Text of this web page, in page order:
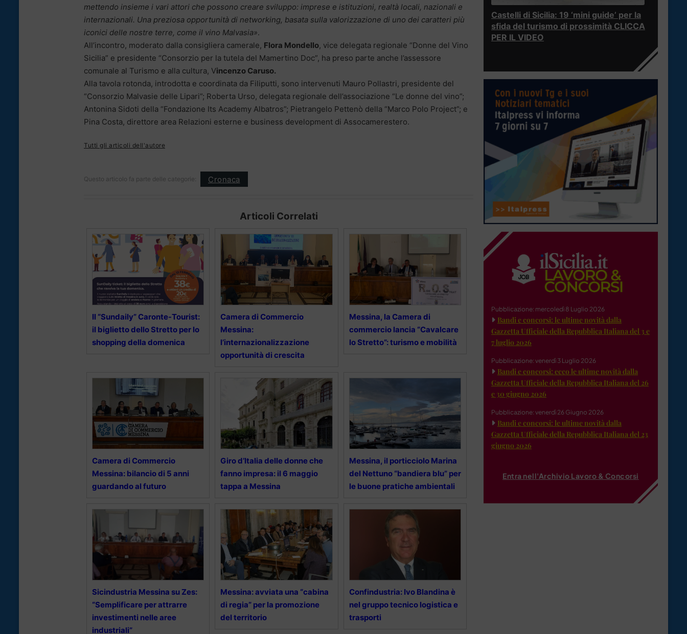
mettendo insieme i vari attori che possono creare sviluppo: imprese e istituzioni, realtà locali, nazionali e
internazionali. Una preziosa opportunità di networking, basata sulla valorizzazione di uno dei caratteri più
iconici delle nostre terre, come il vino Malvasia».
All’incontro, moderato dalla consigliera camerale, Flora Mondello, vice delegata regionale “Donne del Vino
Sicilia” e presidente “Consorzio per la tutela del Mamertino Doc”, ha preso parte anche l’assessore
comunale al Turismo e alla cultura, Vincenzo Caruso.
Alla tavola rotonda, introdotta e coordinata da Filiputti, sono intervenuti Mauro Pollastri, presidente del
“Consorzio Malvasie delle Lipari”; Roberta Urso, delegata regionale dell’associazione “Le donne del vino”;
Antonina Sidoti della “Fondazione Its Academy Albatros”; Pietrangelo Pettenò della “Marco Polo Project”; e
Pina Costa, direttore area Relazioni esterne e business development di Assocamerestero.
Tutti gli articoli dell'autore
Questo articolo fa parte delle categorie: Cronaca
Articoli Correlati
Il “Sundaily” Caronte-Tourist:
il biglietto dello Stretto per lo
shopping della domenica
Camera di Commercio
Messina:
l’internazionalizzazione
opportunità di crescita
Messina, la Camera di
commercio lancia “Cavalcare
lo Stretto”: turismo e mobilità
Camera di Commercio
Messina: bilancio di 5 anni
guardando al futuro
Giro d’Italia delle donne che
fanno impresa: il 6 maggio
tappa a Messina
Messina, il porticciolo Marina
del Nettuno “bandiera blu” per
le buone pratiche ambientali
Sicindustria Messina su Zes:
“Semplificare per attrarre
investimenti nelle aree
industriali”
Messina: avviata una “cabina
di regia” per la promozione
del territorio
Confindustria: Ivo Blandina è
nel gruppo tecnico logistica e
trasporti
Castelli di Sicilia: 19 ‘mini guide’ per la
sfida del turismo di prossimità CLICCA
PER IL VIDEO
Pubblicazione: mercoledì 8 Luglio 2026
Bandi e concorsi: le ultime novità dalla
Gazzetta Ufficiale della Repubblica Italiana del 3 e
7 luglio 2026
Pubblicazione: venerdì 3 Luglio 2026
Bandi e concorsi: ecco le ultime novità dalla
Gazzetta Ufficiale della Repubblica Italiana del 26
e 30 giugno 2026
Pubblicazione: venerdì 26 Giugno 2026
Bandi e concorsi: le ultime novità dalla
Gazzetta Ufficiale della Repubblica Italiana del 23
giugno 2026
Entra nell'Archivio Lavoro & Concorsi